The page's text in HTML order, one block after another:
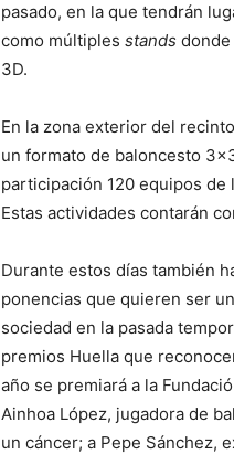
pasado, en la que tendrán
como múltiples stands
3D.
En la zona exterior del
un formato de baloncesto
participación 120 equipos
Estas actividades contarán
Durante estos días también
ponencias que quieren ser
sociedad en la pasada
premios Huella que
año se premiará a la
Ainhoa López, jugadora de
un cáncer; a Pepe Sánchez,